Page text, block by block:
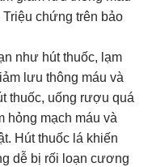
chứng trên bảo
như hút thuốc, lạm
lưu thông máu và
thuốc, uống rượu quá
hỏng mạch máu và
Hút thuốc lá khiến
dễ bị rối loạn cương